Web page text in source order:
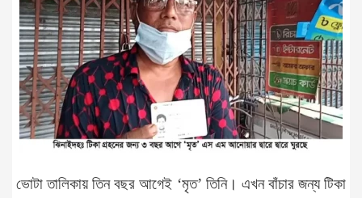
ভোটা তালিকায় তিন বছর আগেই ‘মৃত’ তিনি। এখন বাঁচার জন্য টিকা